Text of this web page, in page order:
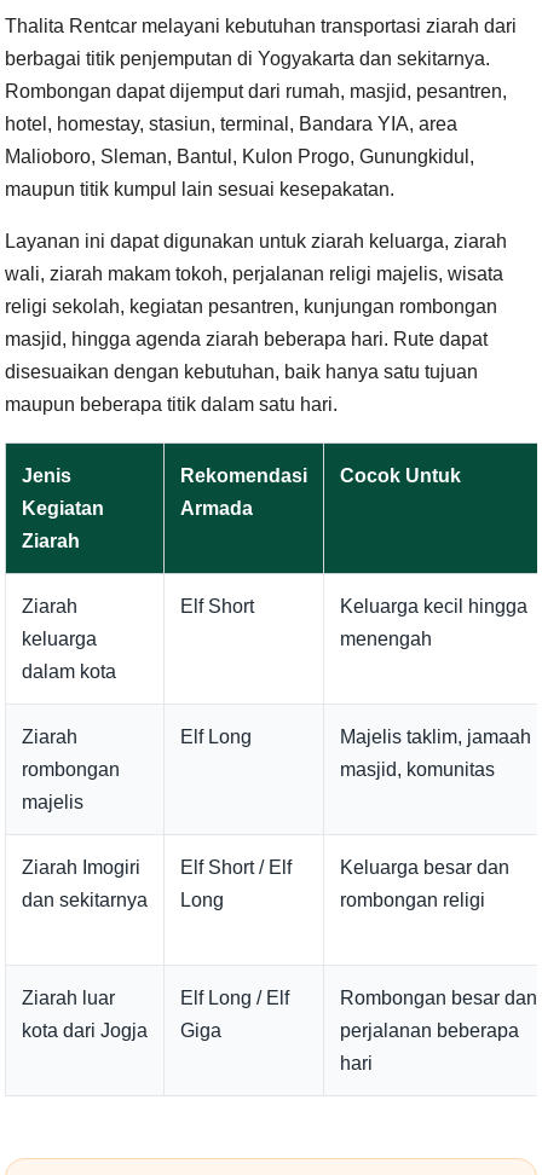
Thalita Rentcar melayani kebutuhan transportasi ziarah dari
berbagai titik penjemputan di Yogyakarta dan sekitarnya.
Rombongan dapat dijemput dari rumah, masjid, pesantren,
hotel, homestay, stasiun, terminal, Bandara YIA, area
Malioboro, Sleman, Bantul, Kulon Progo, Gunungkidul,
maupun titik kumpul lain sesuai kesepakatan.
Layanan ini dapat digunakan untuk ziarah keluarga, ziarah
wali, ziarah makam tokoh, perjalanan religi majelis, wisata
religi sekolah, kegiatan pesantren, kunjungan rombongan
masjid, hingga agenda ziarah beberapa hari. Rute dapat
disesuaikan dengan kebutuhan, baik hanya satu tujuan
maupun beberapa titik dalam satu hari.
Jenis
Kegiatan
Ziarah
Rekomendasi
Armada
Cocok Untuk
Ziarah
keluarga
dalam kota
Elf Short
Keluarga kecil hingga
menengah
Ziarah
rombongan
majelis
Elf Long
Majelis taklim, jamaah
masjid, komunitas
Ziarah Imogiri
dan sekitarnya
Elf Short / Elf
Long
Keluarga besar dan
rombongan religi
Ziarah luar
kota dari Jogja
Elf Long / Elf
Giga
Rombongan besar dan
perjalanan beberapa
hari